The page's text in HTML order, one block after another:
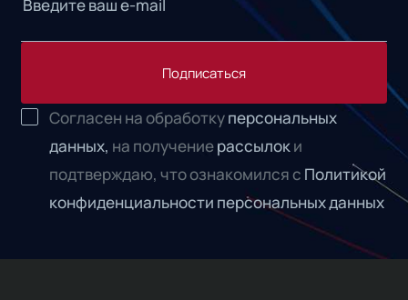
Подписаться
Согласен на обработкуперсональных
данных, на получениерассылоки
подтверждаю, что ознакомился с Политикой
конфиденциальности персональных данных